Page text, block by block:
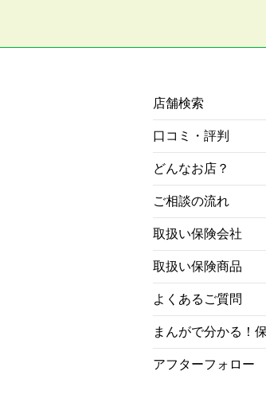
店舗検索
口コミ・評判
どんなお店？
ご相談の流れ
取扱い保険会社
取扱い保険商品
よくあるご質問
まんがで分かる！
アフターフォロー